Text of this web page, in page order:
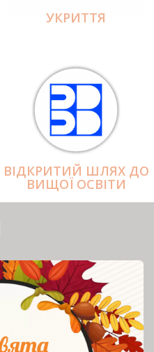
УКРИТТЯ
ВІДКРИТИЙ ШЛЯХ ДО
ВИЩОЇ ОСВІТИ